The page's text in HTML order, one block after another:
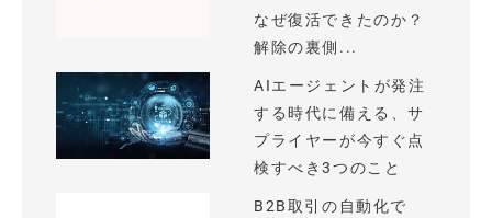
なぜ復活できたのか？
解除の裏側...
AIエージェントが発注
する時代に備える、サ
プライヤーが今すぐ点
検すべき3つのこと
B2B取引の自動化で